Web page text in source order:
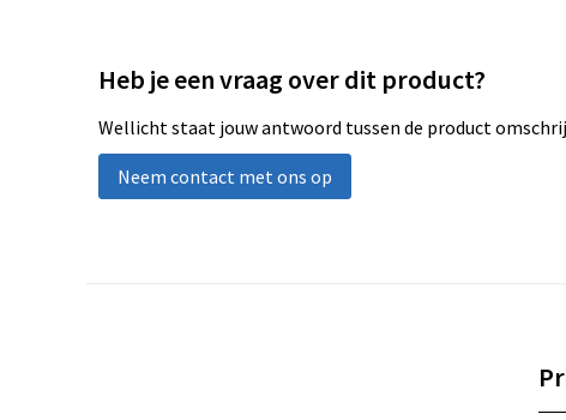
Heb je een vraag over dit product?
Wellicht staat jouw antwoord tussen de product
Neem contact met ons op